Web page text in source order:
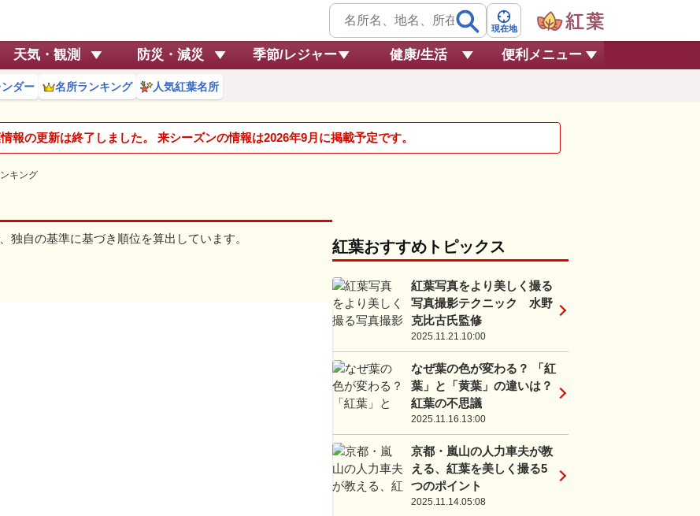
現在地
天気・観測 防災・減災 季節/レジャー 健康/生活 便利メニュー
ダー 名所ランキング 人気紅葉名所
報の更新は終了しました。 来シーズンの情報は2026年9月に掲載予定です。
キング
独自の基準に基づき順位を算出しています。 紅葉おすすめトピックス
紅葉写真をより美しく撮る
写真撮影テクニック 水野
克比古氏監修
2025.11.21.10:00
なぜ葉の色が変わる？ 「紅
葉」と「黄葉」の違いは？
紅葉の不思議
2025.11.16.13:00
京都・嵐山の人力車夫が教
える、紅葉を美しく撮る5
つのポイント
2025.11.14.05:08